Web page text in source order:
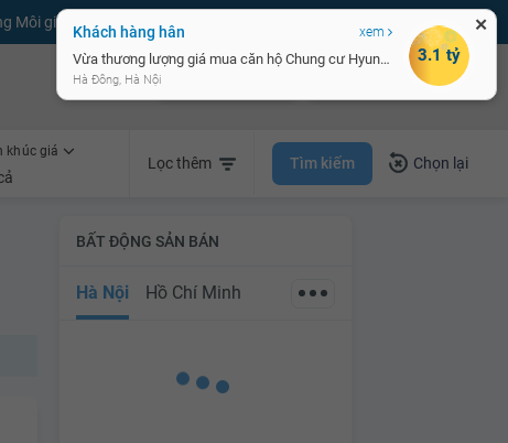
Môi giới bPRO Đăng tin miễn phí
Cho thuê nhà nhanh
khúc giá
Lọc thêm Tìm kiếm Chọn lại
BẤT ĐỘNG SẢN BÁN
Hà Nội Hồ Chí Minh
✕
Khách hàng hân xem
Vừa thương lượng giá mua căn hộ Chung cư Hyundai - Hillstate
Hà Đông, Hà Nội
3.1 tỷ